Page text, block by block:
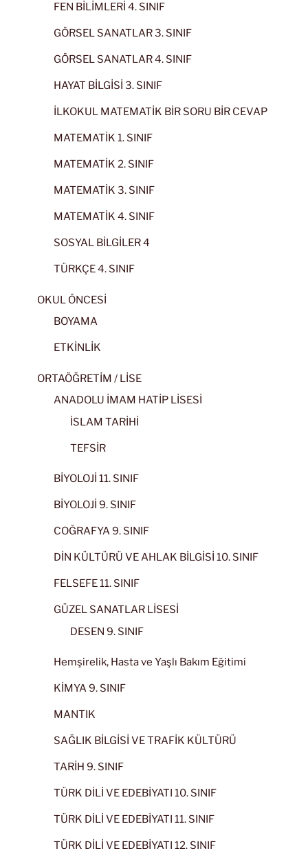
FEN BİLİMLERİ 4. SINIF
GÖRSEL SANATLAR 3. SINIF
GÖRSEL SANATLAR 4. SINIF
HAYAT BİLGİSİ 3. SINIF
İLKOKUL MATEMATİK BİR SORU BİR CEVAP
MATEMATİK 1. SINIF
MATEMATİK 2. SINIF
MATEMATİK 3. SINIF
MATEMATİK 4. SINIF
SOSYAL BİLGİLER 4
TÜRKÇE 4. SINIF
OKUL ÖNCESİ
BOYAMA
ETKİNLİK
ORTAÖĞRETİM / LİSE
ANADOLU İMAM HATİP LİSESİ
İSLAM TARİHİ
TEFSİR
BİYOLOJİ 11. SINIF
BİYOLOJİ 9. SINIF
COĞRAFYA 9. SINIF
DİN KÜLTÜRÜ VE AHLAK BİLGİSİ 10. SINIF
FELSEFE 11. SINIF
GÜZEL SANATLAR LİSESİ
DESEN 9. SINIF
Hemşirelik, Hasta ve Yaşlı Bakım Eğitimi
KİMYA 9. SINIF
MANTIK
SAĞLIK BİLGİSİ VE TRAFİK KÜLTÜRÜ
TARİH 9. SINIF
TÜRK DİLİ VE EDEBİYATI 10. SINIF
TÜRK DİLİ VE EDEBİYATI 11. SINIF
TÜRK DİLİ VE EDEBİYATI 12. SINIF